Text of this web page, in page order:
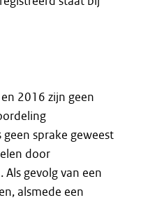
2016 zijn geen
sprake geweest
door
Als gevolg van een
alsmede een